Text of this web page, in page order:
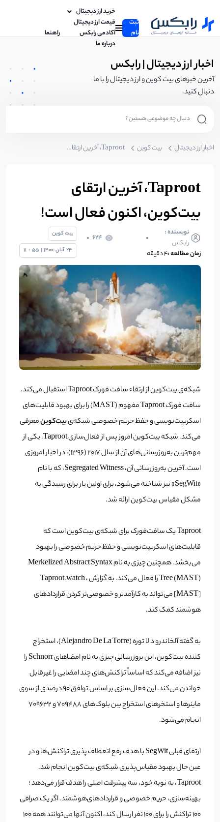
ثبت
نام
خرید ارز دیجیتال
قیمت ارز دیجیتال
آکادمی رابکس
راهنما
درباره ما
اخبار ارز دیجیتال | رابکس
آخرین خبرهای بیت کوین و ارز دیجیتال را با ما
دنبال کنید.
اخبار ارز دیجیتال بیت کوین Taproot، آخرین ارتقای بیت‌کوین، اکنون فعال است!
Taproot، آخرین ارتقای
بیت‌کوین، اکنون فعال است!
نویسنده :
رابکس
624
زمان مطالعه :۴ دقیقه
بیت کوین
23 آبان 1400
|
55
:
11
شبکه‌ی بیت‌کوین از ارتقاء سافت فورک Taproot استقبال می‌کند
.
سافت فورک Taproot مفهوم (MAST) را برای بهبود قابلیت‌های
اسکریپت‌نویسی و حفظ حریم خصوصی شبکه‌یبیت‌کوینمعرفی
می‌کند. شبکه بیت‌کوین امروز پس از فعال‌سازی Taproot، یکی از
مهم‌ترین به‌روزرسانی‌های آن از سال 2017 (1396)، در اخبار امروزی
است. آخرین به‌روزرسانی آن، Segregated Witness، که با نام
«SegWit» نیز شناخته می‌شود، برای اولین بار برای رسیدگی به
مشکل مقیاس بیت‌کوین ارائه شد.
Taproot یک سافت‌فورک برای شبکه‌ی بیت‌کوین است که
قابلیت‌های اسکریپت‌نویسی و حفظ حریم خصوصی را بهبود
می‌بخشد. همچنین چیزی به نام Merkelized Abstract Syntax
Tree (MAST) را فعال می‌کند. به گزارش Taproot.watch ،
[MAST] می‌تواند به کارآمدتر و خصوصی‌تر کردن قراردادهای
هوشمند کمک کند.
به گفته آلخاندرو د لا توره (Alejandro De La Torre)، استخراج
کننده بیت‌کوین، این بروز‌رسانی چیزی به نام امضاهای Schnorr را
نیز اضافه می‌کند که اساساً تراکنش‌های چند امضایی را غیرقابل
خواندن می‌کند. این فعال‌سازی بر اساس توافق 90 درصدی از سوی
ماینرها و استخرهای استخراج بین بلوک‌های 709488 و 709632
انجام می‌شود.
ارتقای قبلی SegWit با هدف رفع انعطاف پذیری تراکنش‌ها و در
عین حال بهبود مقیاس‌پذیری شبکه‌ی بیت‌کوین انجام شد.
Taproot، به نوبه خود، سه پیشرفت اصلی را هدف قرار می‌دهد ؛
بهینه‌سازی، حریم خصوصی و قراردادهای‌هوشمند. اگر یک صرافی
100 تراکنش را برای 100 نفر ارسال کند، اکنون آنها می‌توانند همه 100